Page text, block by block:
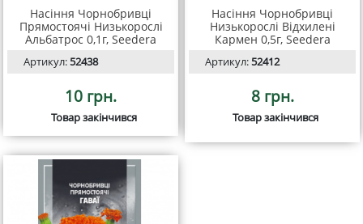
Насіння Чорнобривці
Прямостоячі Низькорослі
Альбатрос 0,1г, Seedera
Артикул:52438
10 грн.
Товар закінчився
Насіння Чорнобривці
Низькорослі Відхилені
Кармен 0,5г, Seedera
Артикул:52412
8 грн.
Товар закінчився